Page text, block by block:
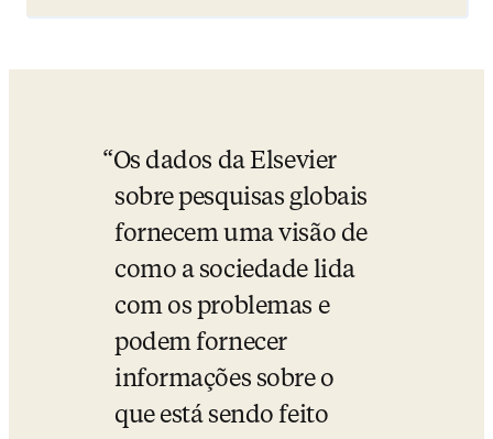
Os dados da Elsevier
sobre pesquisas globais
fornecem uma visão de
como a sociedade lida
com os problemas e
podem fornecer
informações sobre o
que está sendo feito